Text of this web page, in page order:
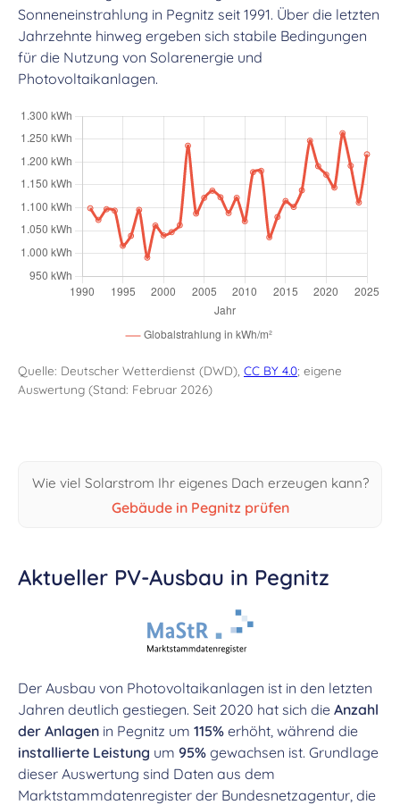
Sonneneinstrahlung in Pegnitz seit 1991. Über die letzten
Jahrzehnte hinweg ergeben sich stabile Bedingungen
für die Nutzung von Solarenergie und
Photovoltaikanlagen.
Quelle: Deutscher Wetterdienst (DWD), CC BY 4.0; eigene
Auswertung (Stand: Februar 2026)
Wie viel Solarstrom Ihr eigenes Dach erzeugen kann?
Gebäude in Pegnitz prüfen
Aktueller PV-Ausbau in Pegnitz
Der Ausbau von Photovoltaikanlagen ist in den letzten
Jahren deutlich gestiegen. Seit 2020 hat sich die Anzahl
der Anlagen in Pegnitz um 115% erhöht, während die
installierte Leistung um 95% gewachsen ist. Grundlage
dieser Auswertung sind Daten aus dem
Marktstammdatenregister der Bundesnetzagentur, die